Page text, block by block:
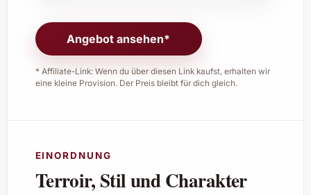
Angebot ansehen*
* Affiliate-Link: Wenn du über diesen Link kaufst, erhalten wir
eine kleine Provision. Der Preis bleibt für dich gleich.
EINORDNUNG
Terroir, Stil und Charakter